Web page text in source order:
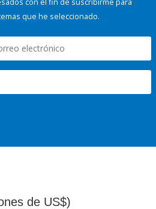
que he seleccionado.
de US$)